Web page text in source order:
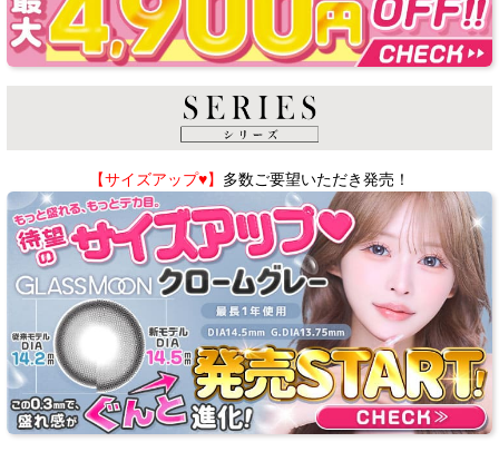
【サイズアップ♥】 多数ご要望いただき発売！